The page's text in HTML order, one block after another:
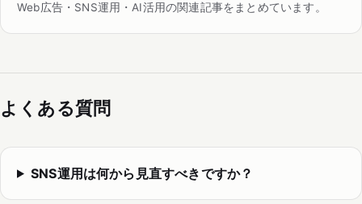
Web広告・SNS運用・AI活用の関連記事をまとめています。
よくある質問
SNS運用は何から見直すべきですか？